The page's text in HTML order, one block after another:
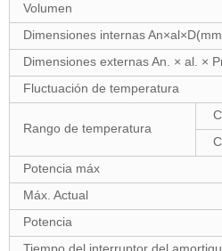
Volumen
Dimensiones internas
Dimensiones externas An. × al. ×
Fluctuación de temperatura
Rango de temperatura
Potencia máx
Máx. Actual
Potencia